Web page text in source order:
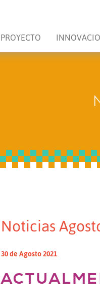
PROYECTO
Noticias
30 de Agosto 2021